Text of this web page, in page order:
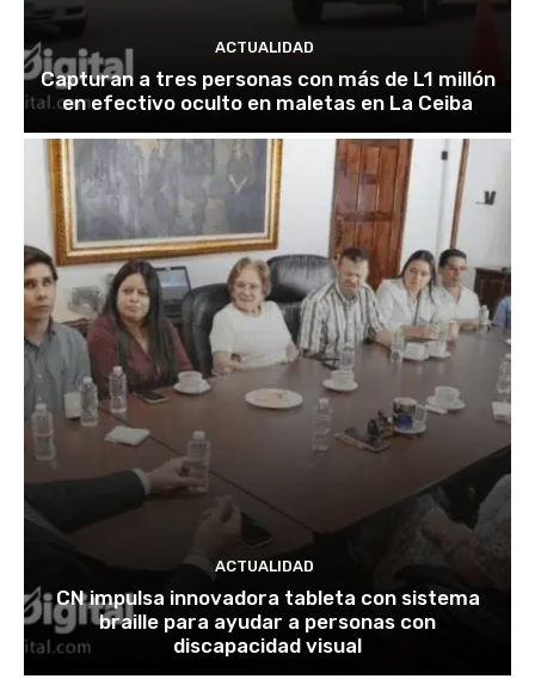
ACTUALIDAD
Capturan a tres personas con más de L1 millón
en efectivo oculto en maletas en La Ceiba
ACTUALIDAD
CN impulsa innovadora tableta con sistema
braille para ayudar a personas con
discapacidad visual